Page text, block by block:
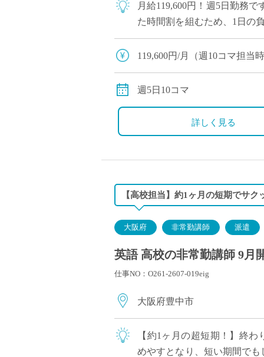
月給119,600円！週5日勤務
た時間割を組むため、1日の
「自立した女性の育成」を
119,600円/月（週10コマ担当
交通費全額支給
週5日10コマ
詳しく見る
【高校担当】約1ヶ月の短期でサ
大阪府 非常勤講師 派遣
英語 高校の非常勤講師 9月
仕事NO：O261-2607-019eig
大阪府豊中市
【約1ヶ月の超短期！】終
めやすとなり、短い期間で